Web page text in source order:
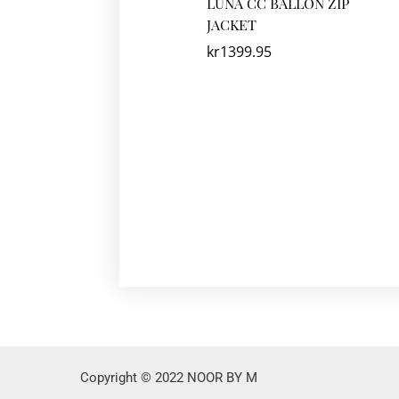
JACKET
kr1399.95
Copyright © 2022 NOOR BY M